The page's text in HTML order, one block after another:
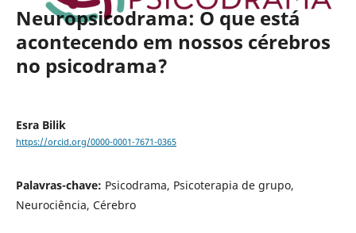
Neuropsicodrama: O que está
acontecendo em nossos cérebros
no psicodrama?
Esra Bilik
https://orcid.org/0000-0001-7671-0365
Palavras-chave: Psicodrama, Psicoterapia de grupo,
Neurociência, Cérebro